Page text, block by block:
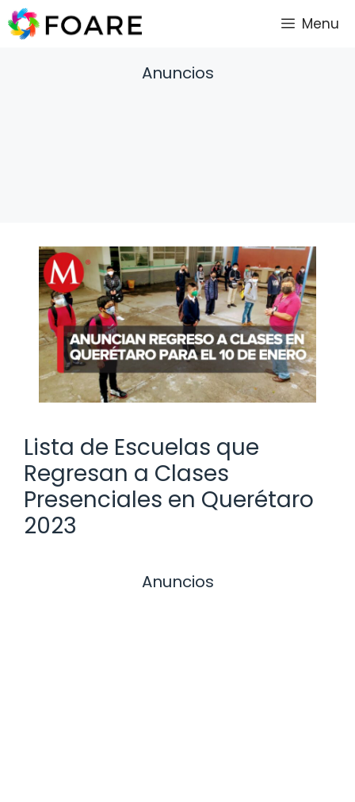
Saltar
al
Menu
Anuncios
Lista de Escuelas que
Regresan a Clases
Presenciales en Querétaro
2023
Anuncios